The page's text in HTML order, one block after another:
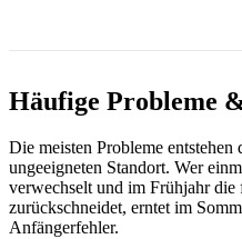
Häufige Probleme
Die meisten Probleme
ungeeigneten Standort. Wer
verwechselt und im Frühjahr die
zurückschneidet, erntet im
Anfängerfehler.